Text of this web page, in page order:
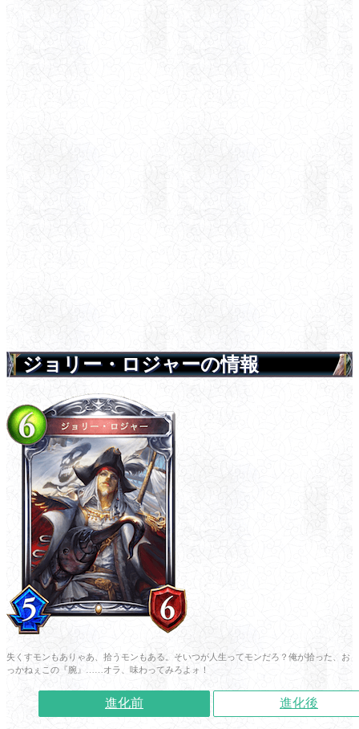
ジョリー・ロジャーの情報
失くすモンもありゃあ、拾うモンもある。そいつが人生ってモンだろ？俺が拾った、お
っかねぇこの『腕』……オラ、味わってみろよォ！
進化前 進化後